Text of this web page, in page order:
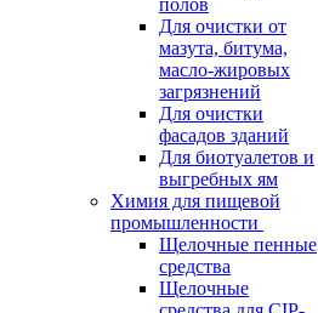
полов
Для очистки от
мазута, битума,
масло-жировых
загрязнений
Для очистки
фасадов зданий
Для биотуалетов и
выгребных ям
Химия для пищевой
промышленности
Щелочные пенные
средства
Щелочные